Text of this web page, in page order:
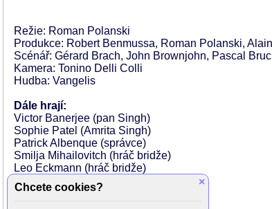
Režie: Roman Polanski
Produkce: Robert Benmussa, Roman Polanski,
Scénář: Gérard Brach, John Brownjohn, Pascal
Kamera: Tonino Delli Colli
Hudba: Vangelis
Dále hrají:
Victor Banerjee (pan Singh)
Sophie Patel (Amrita Singh)
Patrick Albenque (správce)
Smilja Mihailovitch (hráč bridže)
Leo Eckmann (hráč bridže)
Luca Vellani
Richard Dieux
×
Chcete cookies?